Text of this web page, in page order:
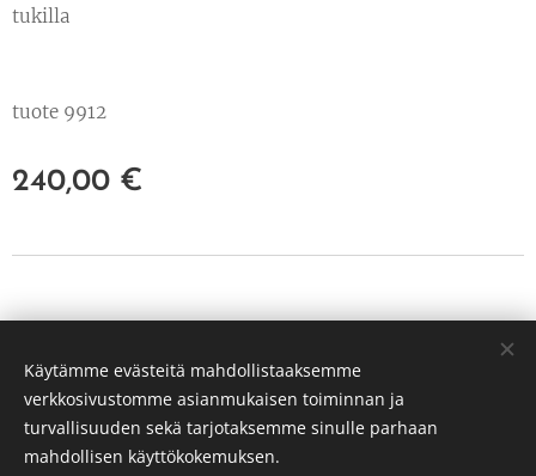
tukilla
tuote 9912
240,00 €
PP Hunt Oy Tuusula
3239651-3
Evästeet
Käytämme evästeitä mahdollistaaksemme
verkkosivustomme asianmukaisen toiminnan ja
turvallisuuden sekä tarjotaksemme sinulle parhaan
mahdollisen käyttökokemuksen.